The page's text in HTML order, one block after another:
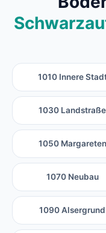
1010 Innere
1030 Landstraße
1050 Margareten
1070 Neubau
1090 Alsergrund